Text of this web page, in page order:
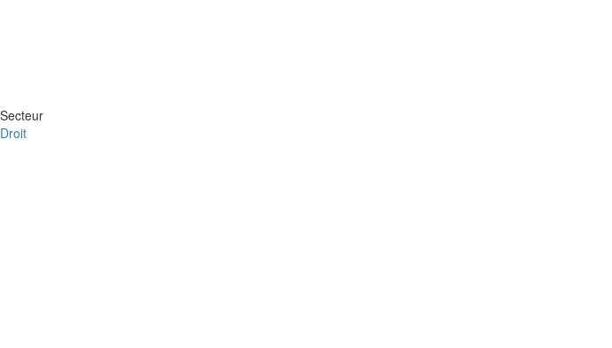
Secteur
Droit